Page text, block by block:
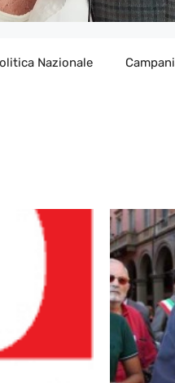
Nazionale